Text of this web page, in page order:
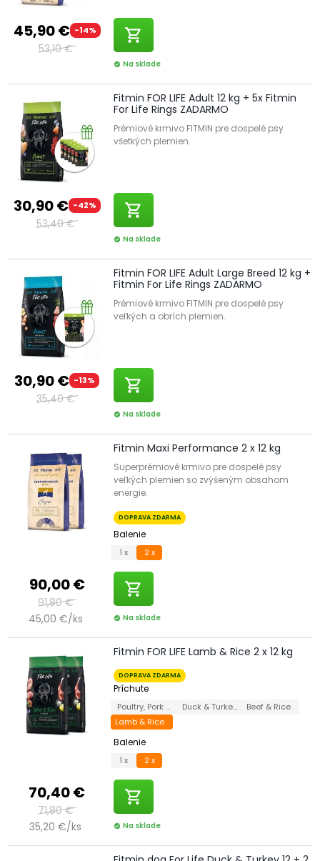
45,90 € -14%
53,10 €
shopping_cart
check_circle Na sklade
30,90 € -42%
53,40 €
Fitmin FOR LIFE Adult 12 kg + 5x Fitmin
For Life Rings ZADARMO
Prémiové krmivo FITMIN pre dospelé psy
všetkých plemien.
shopping_cart
check_circle Na sklade
30,90 € -13%
35,40 €
Fitmin FOR LIFE Adult Large Breed 12 kg +
Fitmin For Life Rings ZADARMO
Prémiové krmivo FITMIN pre dospelé psy
veľkých a obrích plemien.
shopping_cart
check_circle Na sklade
90,00 €
91,80 €
45,00 €/ks
Fitmin Maxi Performance 2 x 12 kg
Superprémiové krmivo pre dospelé psy
veľkých plemien so zvýšeným obsahom
energie.
DOPRAVA ZDARMA
Balenie
1 x 2 x
shopping_cart
check_circle Na sklade
70,40 €
71,80 €
35,20 €/ks
Fitmin FOR LIFE Lamb & Rice 2 x 12 kg
DOPRAVA ZDARMA
Príchute
Poultry, Pork & BeefDuck & Turkey
Beef & Rice
Lamb & Rice
Balenie
1 x 2 x
shopping_cart
check_circle Na sklade